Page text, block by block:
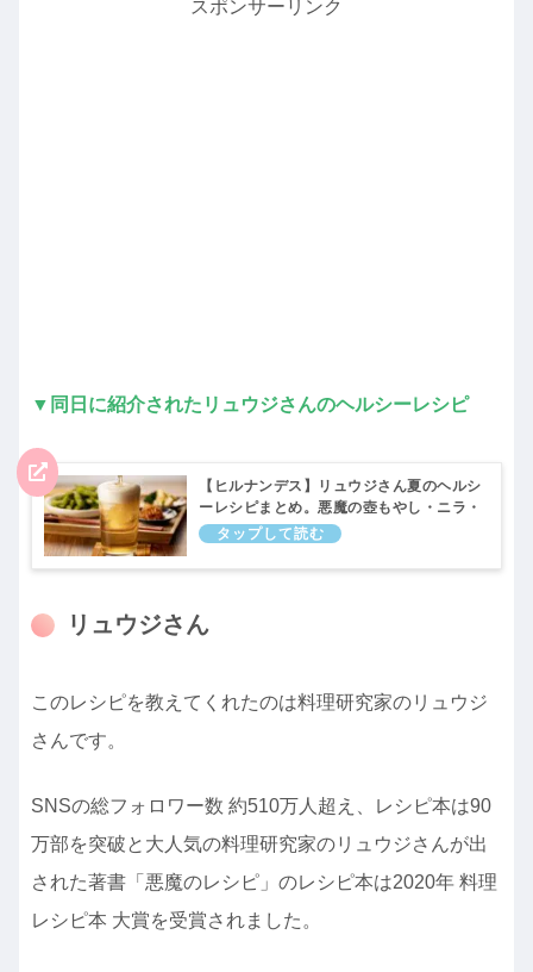
スポンサーリンク
▼同日に紹介されたリュウジさんのヘルシーレシピ
【ヒルナンデス】リュウジさん夏のヘルシ
ーレシピまとめ。悪魔の壺もやし・ニラ・
無限ゆで卵など！
リュウジさん
このレシピを教えてくれたのは料理研究家のリュウジ
さんです。
SNSの総フォロワー数 約510万人超え、レシピ本は90
万部を突破と大人気の料理研究家のリュウジさんが出
された著書「悪魔のレシピ」のレシピ本は2020年 料理
レシピ本 大賞を受賞されました。